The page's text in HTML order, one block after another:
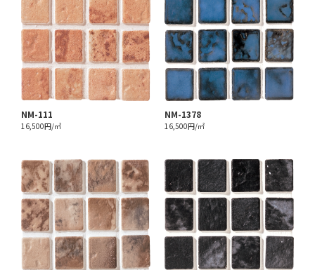
NM-111
16,500円/㎡
NM-1378
16,500円/㎡